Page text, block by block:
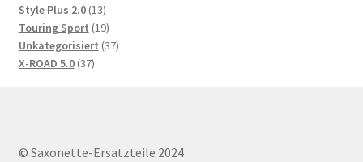
Style Plus 2.0 1313
Produkte
Touring Sport 1919
Produkte
Unkategorisiert 3737
X-ROAD 5.0 3737
© Saxonette-Ersatzteile 2024